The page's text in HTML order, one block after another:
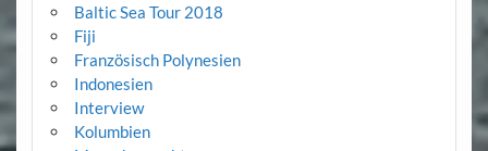
Baltic Sea Tour 2018
Fiji
Französisch Polynesien
Indonesien
Interview
Kolumbien